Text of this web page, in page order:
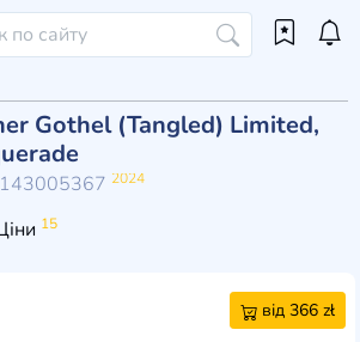
Gothel (Tangled) Limited,
2024
15
від 366 zł